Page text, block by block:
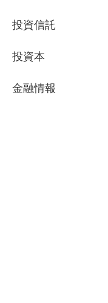
投資信託
投資本
金融情報